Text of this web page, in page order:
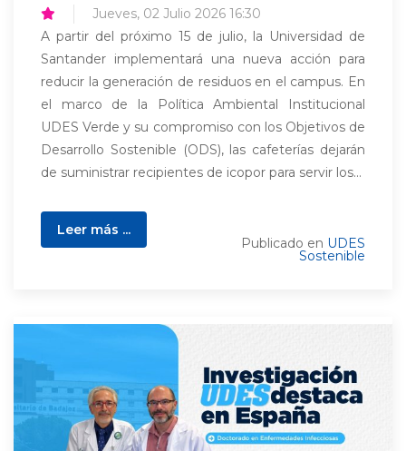
Jueves, 02 Julio 2026 16:30
A partir del próximo 15 de julio, la Universidad de
Santander implementará una nueva acción para
reducir la generación de residuos en el campus. En
el marco de la Política Ambiental Institucional
UDES Verde y su compromiso con los Objetivos de
Desarrollo Sostenible (ODS), las cafeterías dejarán
de suministrar recipientes de icopor para servir los...
Leer más ...
Publicado en UDES
Sostenible